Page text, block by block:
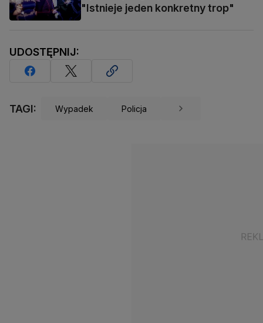
"Istnieje jeden konkretny trop"
UDOSTĘPNIJ:
TAGI: Wypadek Policja